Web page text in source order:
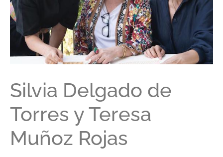
Silvia Delgado de
Torres y Teresa
Muñoz Rojas